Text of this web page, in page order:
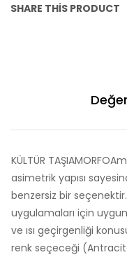
SHARE THIS PRODUCT
KÜLTÜR
asimetrik yapısı
benzersiz bir
uygulamaları için
ve ısı geçirgenliği
renk seçeceği